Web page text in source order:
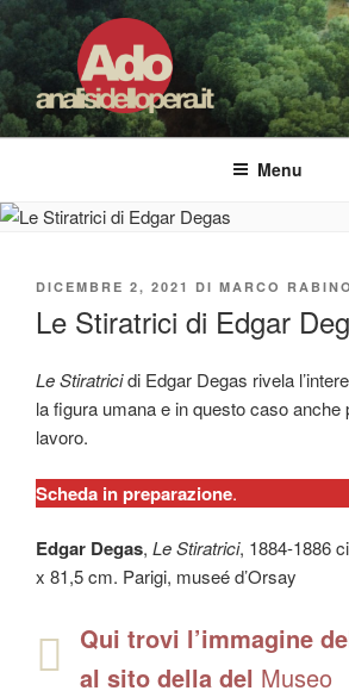
Salta
al
contenuto
ADO ANALISI
Osservare le opere d'arte per capirle e
Menu
PUBBLICATO
DICEMBRE 2, 2021 DI MARCO RABINO
Le Stiratrici di Edgar
Le Stiratricidi Edgar Degas rivela
la figura umana e in questo caso anche
lavoro.
Scheda in preparazione.
Edgar Degas, Le Stiratrici, 1884-1886
x 81,5 cm. Parigi, museé d’Orsay
Qui trovi l’immagine
al sito della del Museo